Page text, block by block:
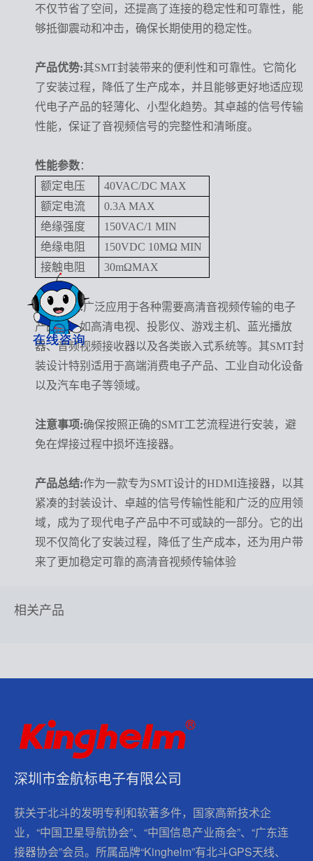
不仅节省了空间，还提高了连接的稳定性和可靠性，能
够抵御震动和冲击，确保长期使用的稳定性。
产品优势:其SMT封装带来的便利性和可靠性。它简化
了安装过程，降低了生产成本，并且能够更好地适应现
代电子产品的轻薄化、小型化趋势。其卓越的信号传输
性能，保证了音视频信号的完整性和清晰度。
性能参数：
额定电压
40VAC/DC MAX
额定电流
0.3A MAX
绝缘强度
150VAC/1 MIN
绝缘电阻
150VDC 10MΩ MIN
接触电阻
30mΩMAX
应用领域:广泛应用于各种需要高清音视频传输的电子
产品中，如高清电视、投影仪、游戏主机、蓝光播放
器、音频视频接收器以及各类嵌入式系统等。其SMT封
装设计特别适用于高端消费电子产品、工业自动化设备
以及汽车电子等领域。
注意事项:确保按照正确的SMT工艺流程进行安装，避
免在焊接过程中损坏连接器。
产品总结:作为一款专为SMT设计的HDMI连接器，以其
紧凑的封装设计、卓越的信号传输性能和广泛的应用领
域，成为了现代电子产品中不可或缺的一部分。它的出
现不仅简化了安装过程，降低了生产成本，还为用户带
来了更加稳定可靠的高清音视频传输体验
相关产品
深圳市金航标电子有限公司
获关于北斗的发明专利和软著多件，国家高新技术企
业，“中国卫星导航协会”、“中国信息产业商会”、“广东连
接器协会”会员。所属品牌“Kinghelm”有北斗GPS天线、